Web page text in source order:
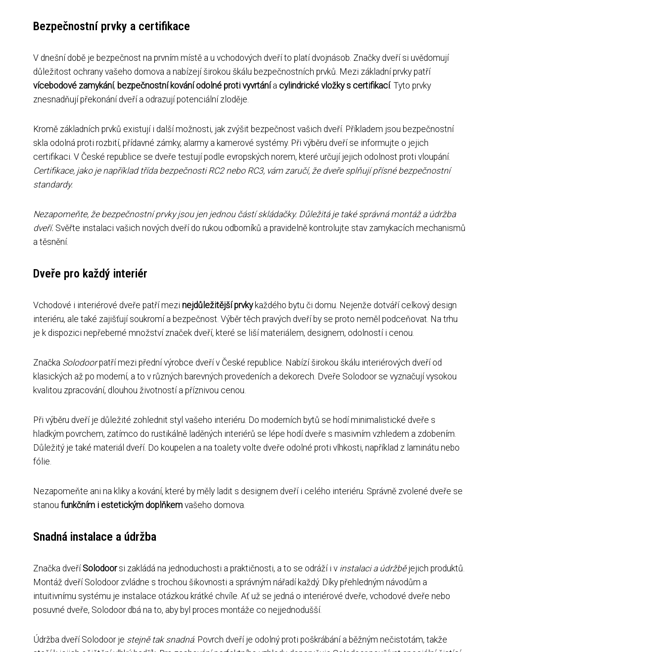
Bezpečnostní prvky a certifikace
V dnešní době je bezpečnost na prvním místě a u vchodových dveří to platí dvojnásob. Značky dveří si uvědomují
důležitost ochrany vašeho domova a nabízejí širokou škálu bezpečnostních prvků. Mezi základní prvky patří
vícebodové zamykání, bezpečnostní kování odolné proti vyvrtánía cylindrické vložky s certifikací. Tyto prvky
znesnadňují překonání dveří a odrazují potenciální zloděje.
Kromě základních prvků existují i další možnosti, jak zvýšit bezpečnost vašich dveří. Příkladem jsou bezpečnostní
skla odolná proti rozbití, přídavné zámky, alarmy a kamerové systémy. Při výběru dveří se informujte o jejich
certifikaci. V České republice se dveře testují podle evropských norem, které určují jejich odolnost proti vloupání.
Certifikace, jako je například třída bezpečnosti RC2 nebo RC3, vám zaručí, že dveře splňují přísné bezpečnostní
standardy.
Nezapomeňte, že bezpečnostní prvky jsou jen jednou částí skládačky. Důležitá je také správná montáž a údržba
dveří. Svěřte instalaci vašich nových dveří do rukou odborníků a pravidelně kontrolujte stav zamykacích mechanismů
a těsnění.
Dveře pro každý interiér
Vchodové i interiérové dveře patří mezi nejdůležitější prvkykaždého bytu či domu. Nejenže dotváří celkový design
interiéru, ale také zajišťují soukromí a bezpečnost. Výběr těch pravých dveří by se proto neměl podceňovat. Na trhu
je k dispozici nepřeberné množství značek dveří, které se liší materiálem, designem, odolností i cenou.
Značka Solodoorpatří mezi přední výrobce dveří v České republice. Nabízí širokou škálu interiérových dveří od
klasických až po moderní, a to v různých barevných provedeních a dekorech. Dveře Solodoor se vyznačují vysokou
kvalitou zpracování, dlouhou životností a příznivou cenou.
Při výběru dveří je důležité zohlednit styl vašeho interiéru. Do moderních bytů se hodí minimalistické dveře s
hladkým povrchem, zatímco do rustikálně laděných interiérů se lépe hodí dveře s masivním vzhledem a zdobením.
Důležitý je také materiál dveří. Do koupelen a na toalety volte dveře odolné proti vlhkosti, například z laminátu nebo
fólie.
Nezapomeňte ani na kliky a kování, které by měly ladit s designem dveří i celého interiéru. Správně zvolené dveře se
stanou funkčním i estetickým doplňkem vašeho domova.
Snadná instalace a údržba
Značka dveří Solodoorsi zakládá na jednoduchosti a praktičnosti, a to se odráží i v instalaci a údržbějejich produktů.
Montáž dveří Solodoor zvládne s trochou šikovnosti a správným nářadí každý. Díky přehledným návodům a
intuitivnímu systému je instalace otázkou krátké chvíle. Ať už se jedná o interiérové ​​dveře, vchodové dveře nebo
posuvné dveře, Solodoor dbá na to, aby byl proces montáže co nejjednodušší.
Údržba dveří Solodoor je stejně tak snadná. Povrch dveří je odolný proti poškrábání a běžným nečistotám, takže